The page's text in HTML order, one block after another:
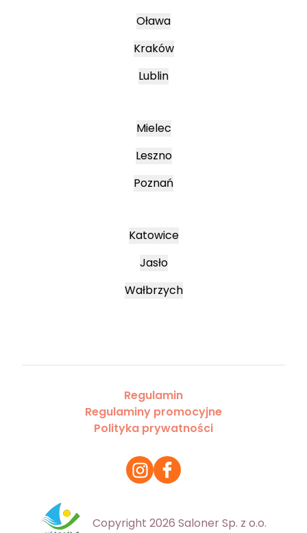
Oława
Kraków
Lublin
Mielec
Leszno
Poznań
Katowice
Jasło
Wałbrzych
Regulamin
Regulaminy promocyjne
Polityka prywatności
Copyright 2026 Saloner Sp. z o.o.